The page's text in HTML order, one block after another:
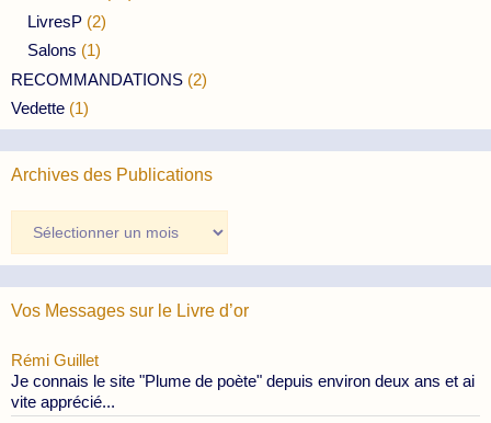
LivresP (2)
Salons (1)
RECOMMANDATIONS (2)
Vedette (1)
Archives des Publications
des
Publications
Vos Messages sur le Livre d’or
Rémi Guillet
Je connais le site "Plume de poète" depuis environ deux ans et ai
vite apprécié...